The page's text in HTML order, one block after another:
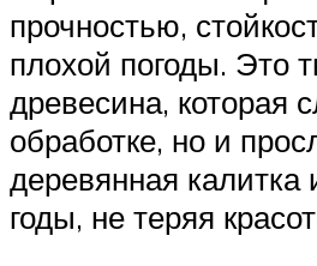
прочностью,
плохой погоды. Это
древесина, которая
обработке, но и
деревянная калитка
годы, не теряя